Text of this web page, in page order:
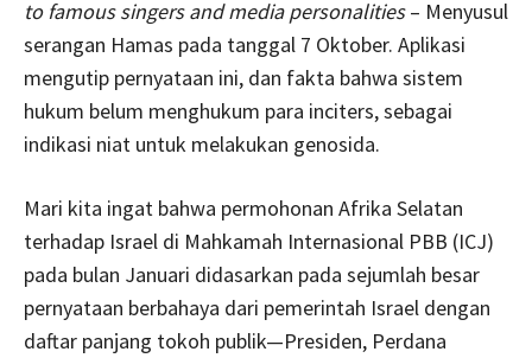
to famous singers and media personalities– Menyusul
serangan Hamas pada tanggal 7 Oktober. Aplikasi
mengutip pernyataan ini, dan fakta bahwa sistem
hukum belum menghukum para inciters, sebagai
indikasi niat untuk melakukan genosida.
Mari kita ingat bahwa permohonan Afrika Selatan
terhadap Israel di Mahkamah Internasional PBB (ICJ)
pada bulan Januari didasarkan pada sejumlah besar
pernyataan berbahaya dari pemerintah Israel dengan
daftar panjang tokoh publik—Presiden, Perdana